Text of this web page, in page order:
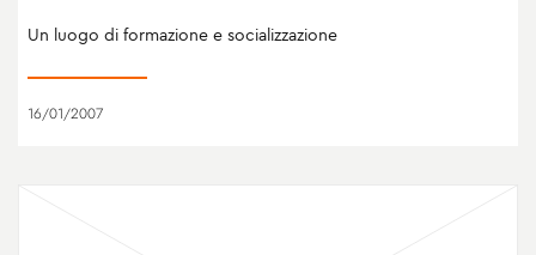
Un luogo di formazione e socializzazione
16/01/2007